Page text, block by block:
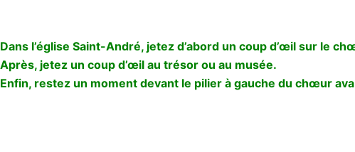
Dans l’église Saint-André, jetez d’abord un coup d’œil sur le
Après, jetez un coup d’œil au trésor ou au musée.
Enfin, restez un moment devant le pilier à gauche du chœur